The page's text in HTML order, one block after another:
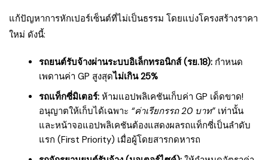
แก้ปัญหาการหักเปอร์เซ็นต์ที่ไม่เป็นธรรม โดยแบ่งโครงสร้างราคา
ใหม่ ดังนี้:
รถยนต์รับจ้างผ่านระบบอิเล็กทรอนิกส์ (รย.18): กำหนด
เพดานค่า GP สูงสุดไม่เกิน 25%
รถแท็กซี่มิเตอร์: ห้ามแอปพลิเคชันเก็บค่า GP เด็ดขาด!
อนุญาตให้เก็บได้เฉพาะ “ค่าเรียกรรถ 20 บาท” เท่านั้น
และหน้าจอแอปพลิเคชันต้องแสดงผลรถแท็กซี่เป็นลำดับ
แรก (First Priority) เมื่อผู้โดยสารกดหารถ